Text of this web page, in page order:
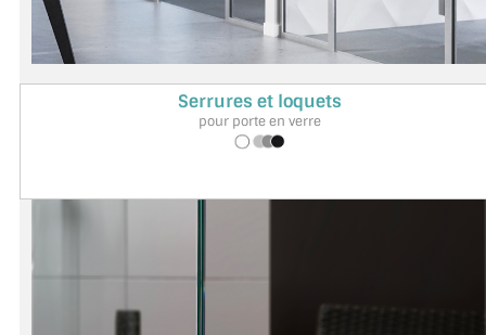
PLEXIGLAS PMMA
DOUBLE VITRAGE
ACCESSOIRES & QUINCAILLERIE
CATALOGUE DE PROFILS ET FIXATION DU VERRE
LES FIXATIONS POUR MIROIR
Serrures et loquets
pour porte en verre